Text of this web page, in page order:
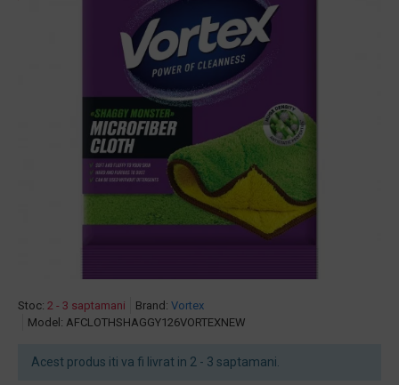
Stoc: 2 - 3 saptamani Brand: Vortex
Model: AFCLOTHSHAGGY126VORTEXNEW
Acest produs iti va fi livrat in 2 - 3 saptamani.